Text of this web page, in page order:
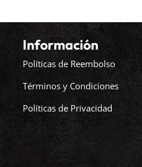
Información
Políticas de Reembolso
Términos y Condiciones
Políticas de Privacidad